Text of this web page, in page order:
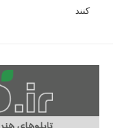
کنند